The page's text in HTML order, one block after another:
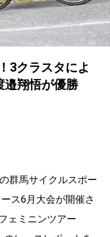
3クラスタによ
邉翔悟が優勝
群馬サイクルスポー
ス6月大会が開催さ
ェミニンツアー